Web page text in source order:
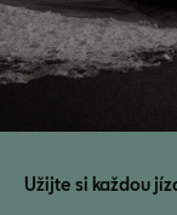
Užijte si každou